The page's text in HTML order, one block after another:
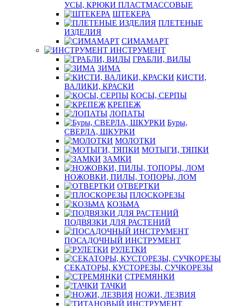
УСЫ, КРЮКИ ПЛАСТМАССОВЫЕ
ШТЕКЕРА
ПЛЕТЕНЫЕ
ИЗДЕЛИЯ
СИМАМАРТ
ИНСТРУМЕНТ
ГРАБЛИ, ВИЛЫ
ЗИМА
КИСТИ,
ВАЛИКИ, КРАСКИ
КОСЫ, СЕРПЫ
КРЕПЕЖ
ЛОПАТЫ
Буры,
СВЕРЛА, ШКУРКИ
МОЛОТКИ
МОТЫГИ, ТЯПКИ
ЗАМКИ
НОЖОВКИ, ПИЛЫ, ТОПОРЫ, ЛОМ
ОТВЕРТКИ
ПЛОСКОРЕЗЫ
КОЗЬМА
ПОДВЯЗКИ ДЛЯ РАСТЕНИЙ
ПОСАДОЧНЫЙ ИНСТРУМЕНТ
РУЛЕТКИ
СЕКАТОРЫ, КУСТОРЕЗЫ, СУЧКОРЕЗЫ
СТРЕМЯНКИ
ТАЧКИ
НОЖИ, ЛЕЗВИЯ